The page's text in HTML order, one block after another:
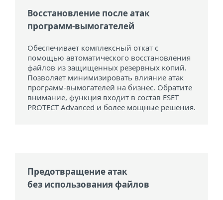
Восстановление после атак
программ-вымогателей
Обеспечивает комплексный откат с
помощью автоматического восстановления
файлов из защищенных резервных копий.
Позволяет минимизировать влияние атак
программ-вымогателей на бизнес. Обратите
внимание, функция входит в состав ESET
PROTECT Advanced и более мощные решения.
Предотвращение атак
без использования файлов